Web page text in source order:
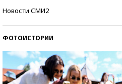
Новости СМИ2
ФОТОИСТОРИИ